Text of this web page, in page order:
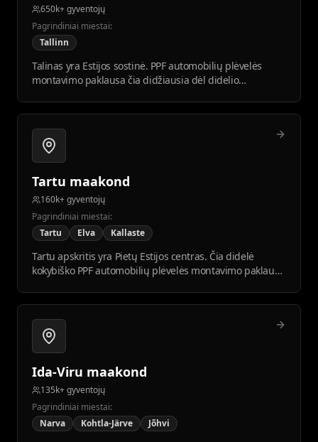
650k+ gyventojų
Pagrindiniai miestai:
Tallinn
Talinas yra Estijos sostinė. PPF automobilių plėvelės
montavimo paklausa čia didžiausia dėl didelio
Tartu maakond
160k+ gyventojų
Pagrindiniai miestai:
Tartu
Elva Kallaste
Tartu apskritis yra Pietų Estijos centras. Čia didelė
kokybiško PPF automobilių plėvelės montavimo paklausa
Ida-Viru maakond
135k+ gyventojų
Pagrindiniai miestai:
Narva
Kohtla-Järve Jõhvi